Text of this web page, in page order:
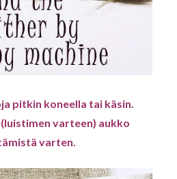
pitkin koneella tai käsin.
varteen) aukko
varten.